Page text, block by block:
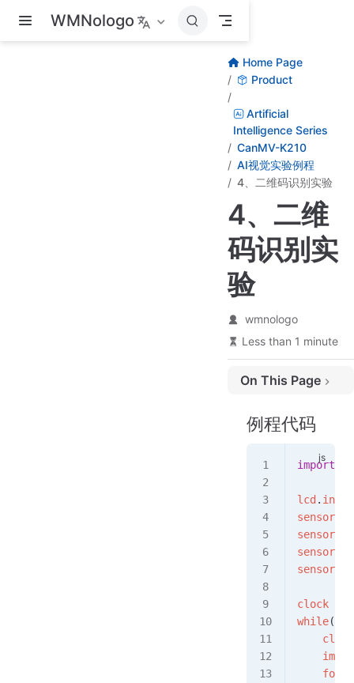
Skip to main content
WMNologo
Home Page
Product
Artificial
Intelligence Series
CanMV-K210
AI视觉实验例程
4、二维码识别实验
4、二维
码识别实
验
wmnologo
Less than 1 minute
On This Page
实验准备
实验结果
例程代码讲解
例程代码
import
lcd . init
sensor
sensor
sensor
sensor
clock
while(
    clock
    img
    for